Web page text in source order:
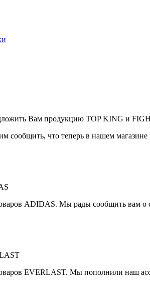
Вам продукцию TOP KING и
сообщить, что теперь в нашем
ADIDAS. Мы рады сообщить вам
EVERLAST. Мы пополнили наш